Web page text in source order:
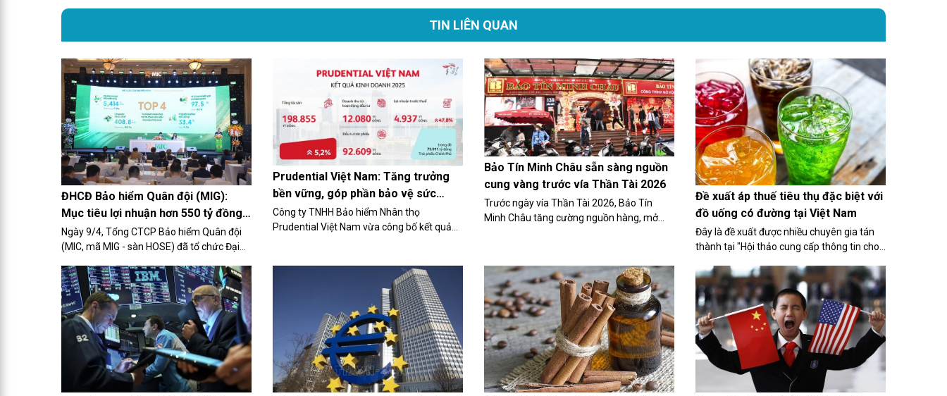
TIN LIÊN QUAN
ĐHCĐ Bảo hiểm Quân đội (MIG):
Mục tiêu lợi nhuận hơn 550 tỷ đồng,
kết quả kinh doanh quý I/2026 tích
cực
Ngày 9/4, Tổng CTCP Bảo hiểm Quân đội
(MIC, mã MIG - sàn HOSE) đã tổ chức Đại
(ĐHCĐ) và thông qua hầu hết mọi tờ trình.
Prudential Việt Nam: Tăng trưởng
bền vững, góp phần bảo vệ sức
khỏe và an sinh cho cộng đồng
Công ty TNHH Bảo hiểm Nhân thọ
Prudential Việt Nam vừa công bố kết quả
nâng cao năng lực bảo vệ tài chính, góp
phần chăm lo sức khỏe và an sinh cho
Bảo Tín Minh Châu sẵn sàng nguồn
cung vàng trước vía Thần Tài 2026
Trước ngày vía Thần Tài 2026, Bảo Tín
Minh Châu tăng cường nguồn hàng, mở
bối cảnh giá vàng biến động.
Đề xuất áp thuế tiêu thụ đặc biệt với
đồ uống có đường tại Việt Nam
Đây là đề xuất được nhiều chuyên gia tán
thành tại "Hội thảo cung cấp thông tin cho
đối với sức khoẻ và vai trò của chính sách
thuế trong kiểm soát tiêu dùng" được tổ
chức sáng nay (5/4) tại Hà Nội.